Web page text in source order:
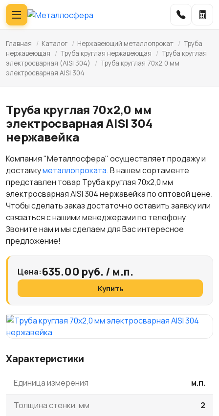
Главная / Каталог / Нержавеющий металлопрокат / Труба
нержавеющая
/ Труба круглая нержавеющая / Труба круглая
электросварная (AISI 304)
/ Труба круглая 70х2,0 мм
электросварная AISI 304
Труба круглая 70х2,0 мм
электросварная AISI 304
нержавейка
Компания "Металлосфера" осуществляет продажу и
доставкуметаллопроката. В нашем сортаменте
представлен товар Труба круглая 70х2,0 мм
электросварная AISI 304 нержавейка по оптовой цене.
Чтобы сделать заказ достаточно оставить заявку или
связаться с нашими менеджерами по телефону.
Звоните нам и мы сделаем для Вас интересное
предложение!
Цена:635.00 руб. / м.п.
Купить
Характеристики
Единица измерения м.п.
Толщина стенки, мм 2